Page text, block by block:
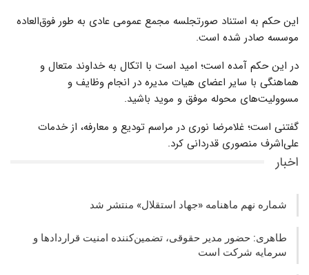
این حکم به استناد صورتجلسه مجمع عمومی عادی به طور فوق‌العاده
موسسه صادر شده است.
در این حکم آمده است؛ امید است با اتکال به خداوند متعال و
هماهنگی با سایر اعضای هیات مدیره در انجام وظایف و
مسوولیتهای محوله موفق و‌ موید باشید.
گفتنی است؛ غلامرضا نوری در مراسم تودیع و معارفه، از خدمات
علی‌اشرف منصوری قدردانی کرد.
اخبار
شماره نهم ماهنامه «جهاد استقلال» منتشر شد
طاهری: حضور مدیر حقوقی، تضمین‌کننده امنیت قراردادها و
سرمایه شرکت‌ است